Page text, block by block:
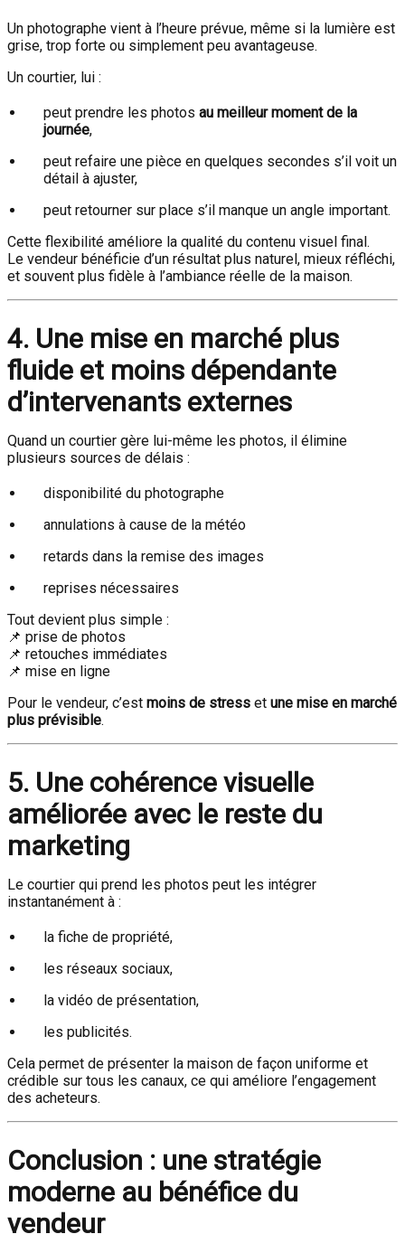
Un photographe vient à l’heure prévue, même si la lumière est
grise, trop forte ou simplement peu avantageuse.
Un courtier, lui :
peut prendre les photos au meilleur moment de la
journée,
peut refaire une pièce en quelques secondes s’il voit un
détail à ajuster,
peut retourner sur place s’il manque un angle important.
Cette flexibilité améliore la qualité du contenu visuel final.
Le vendeur bénéficie d’un résultat plus naturel, mieux réfléchi,
et souvent plus fidèle à l’ambiance réelle de la maison.
4. Une mise en marché plus
fluide et moins dépendante
d’intervenants externes
Quand un courtier gère lui-même les photos, il élimine
plusieurs sources de délais :
disponibilité du photographe
annulations à cause de la météo
retards dans la remise des images
reprises nécessaires
Tout devient plus simple :
📌 prise de photos
📌 retouches immédiates
📌 mise en ligne
Pour le vendeur, c’est moins de stress et une mise en marché
plus prévisible.
5. Une cohérence visuelle
améliorée avec le reste du
marketing
Le courtier qui prend les photos peut les intégrer
instantanément à :
la fiche de propriété,
les réseaux sociaux,
la vidéo de présentation,
les publicités.
Cela permet de présenter la maison de façon uniforme et
crédible sur tous les canaux, ce qui améliore l’engagement
des acheteurs.
Conclusion : une stratégie
moderne au bénéfice du
vendeur